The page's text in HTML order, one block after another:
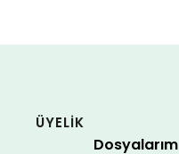
ÜYELİK
Dosyalarım